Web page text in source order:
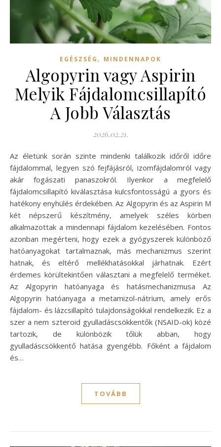
EGÉSZSÉG , MINDENNAPOK
Algopyrin vagy Aspirin
Melyik Fájdalomcsillapító
A Jobb Választás
2026.02.21.
Az életünk során szinte mindenki találkozik időről időre
fájdalommal, legyen szó fejfájásról, izomfájdalomról vagy
akár fogászati panaszokról. Ilyenkor a megfelelő
fájdalomcsillapító kiválasztása kulcsfontosságú a gyors és
hatékony enyhülés érdekében. Az Algopyrin és az Aspirin M
két népszerű készítmény, amelyek széles körben
alkalmazottak a mindennapi fájdalom kezelésében. Fontos
azonban megérteni, hogy ezek a gyógyszerek különböző
hatóanyagokat tartalmaznak, más mechanizmus szerint
hatnak, és eltérő mellékhatásokkal járhatnak. Ezért
érdemes körültekintően választani a megfelelő terméket.
Az Algopyrin hatóanyaga és hatásmechanizmusa Az
Algopyrin hatóanyaga a metamizol-nátrium, amely erős
fájdalom- és lázcsillapító tulajdonságokkal rendelkezik. Ez a
szer a nem szteroid gyulladáscsökkentők (NSAID-ok) közé
tartozik, de különbözik tőlük abban, hogy
gyulladáscsökkentő hatása gyengébb. Főként a fájdalom
és…
TOVÁBB